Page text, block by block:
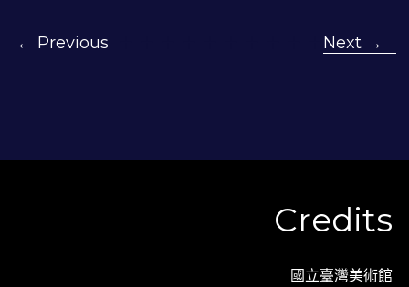
← Previous Next →
Credits
國立臺灣美術館